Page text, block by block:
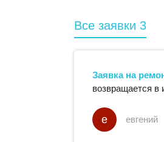
Все заявки 3
Заявка на
возвращается в
е евгений